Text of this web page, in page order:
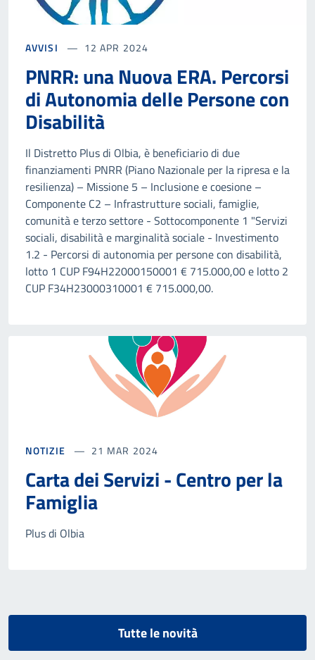
AVVISI 12 APR 2024
PNRR: una Nuova ERA. Percorsi
di Autonomia delle Persone con
Disabilità
Il Distretto Plus di Olbia, è beneficiario di due
finanziamenti PNRR (Piano Nazionale per la ripresa e la
resilienza) – Missione 5 – Inclusione e coesione –
Componente C2 – Infrastrutture sociali, famiglie,
comunità e terzo settore - Sottocomponente 1 "Servizi
sociali, disabilità e marginalità sociale - Investimento
1.2 - Percorsi di autonomia per persone con disabilità,
lotto 1 CUP F94H22000150001 € 715.000,00 e lotto 2
CUP F34H23000310001 € 715.000,00.
NOTIZIE 21 MAR 2024
Carta dei Servizi - Centro per la
Famiglia
Plus di Olbia
Tutte le novità